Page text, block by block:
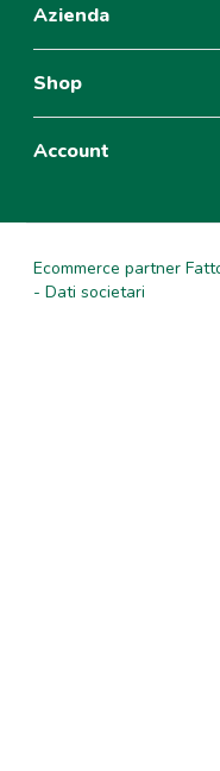
Azienda
Shop
Account
Ecommerce partner
- Dati societari